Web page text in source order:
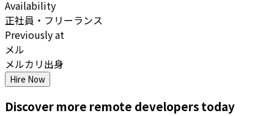
Availability
正社員・フリーランス
Previously at
メル
メルカリ出身
Hire Now
Discover more remote developerstoday